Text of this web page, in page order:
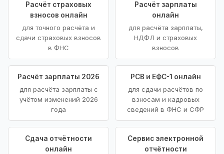
Расчёт страховых
взносов онлайн
для точного расчёта и
сдачи страховых взносов
в ФНС
Расчёт зарплаты
онлайн
для расчёта зарплаты,
НДФЛ и страховых
взносов
Расчёт зарплаты 2026
для расчёта зарплаты с
учётом изменений 2026
года
РСВ и ЕФС-1 онлайн
для сдачи расчётов по
взносам и кадровых
сведений в ФНС и СФР
Сдача отчётности
онлайн
Сервис электронной
отчётности